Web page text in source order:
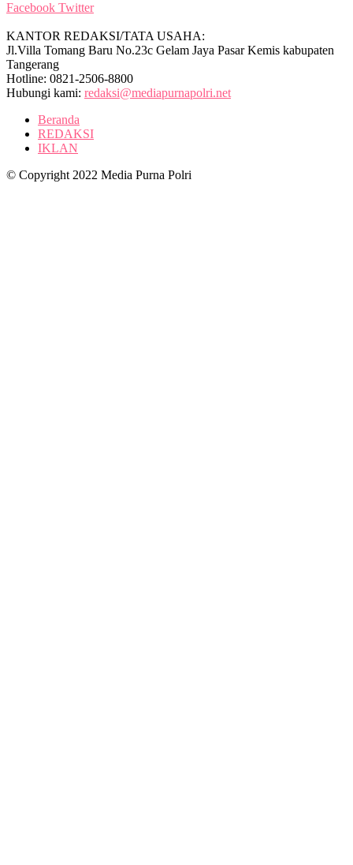
Facebook Twitter
KANTOR REDAKSI/TATA USAHA:
Jl.Villa Tomang Baru No.23c Gelam Jaya Pasar Kemis kabupaten
Tangerang
Hotline: 0821-2506-8800
Hubungi kami: redaksi@mediapurnapolri.net
Beranda
REDAKSI
IKLAN
© Copyright 2022 Media Purna Polri